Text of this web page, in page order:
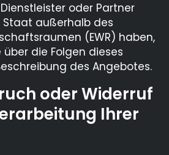
oder Partner
Staat außerhalb des
(EWR) haben,
die Folgen dieses
des Angebotes.
oder Widerruf
Ihrer